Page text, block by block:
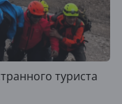
туриста